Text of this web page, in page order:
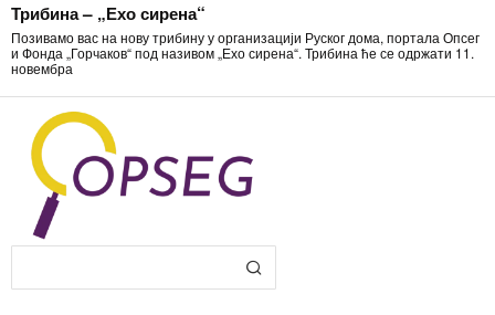
Трибина – „Ехо сирена“
Позивамо вас на нову трибину у организацији Руског дома, портала Опсег
и Фонда „Горчаков“ под називом „Ехо сирена“. Трибина ће се одржати 11.
новембра